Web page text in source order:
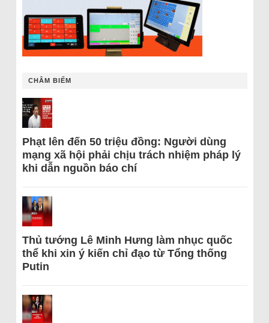
CHÂM BIẾM
Phạt lên đến 50 triệu đồng: Người dùng
mạng xã hội phải chịu trách nhiệm pháp lý
khi dẫn nguồn báo chí
Thủ tướng Lê Minh Hưng làm nhục quốc
thể khi xin ý kiến chỉ đạo từ Tổng thống
Putin